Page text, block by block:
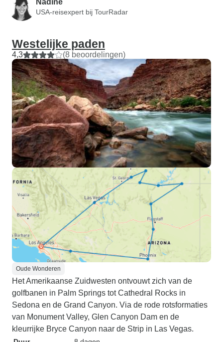
USA-reisexpert bij TourRadar
Westelijke paden
4,3 (8 beoordelingen)
Oude Wonderen
Het Amerikaanse Zuidwesten ontvouwt zich van de
golfbanen in Palm Springs tot Cathedral Rocks in
Sedona en de Grand Canyon. Via de rode rotsformaties
van Monument Valley, Glen Canyon Dam en de
kleurrijke Bryce Canyon naar de Strip in Las Vegas.